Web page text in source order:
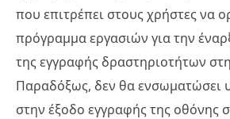
που επιτρέπει στους χρήστες να
πρόγραμμα εργασιών για την
της εγγραφής δραστηριοτήτων
Παραδόξως, δεν θα ενσωματώσει
στην έξοδο εγγραφής της οθόνης